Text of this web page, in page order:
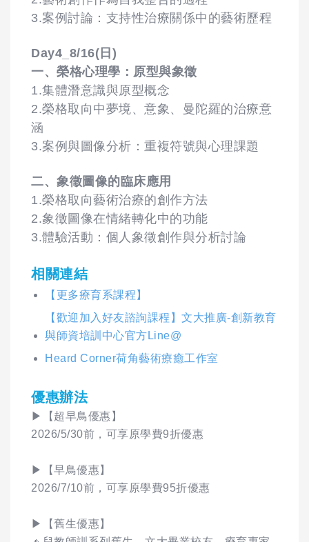
3.案例討論：支持性治療關係中的藝術歷程
Day4_8/16(日)
一、榮格心理學：原型與象徵
1.集體潛意識與原型概念
2.榮格取向中夢境、意象、曼陀羅的治療意
涵
3.案例與圖像分析：重複符號與心理課題
二、象徵圖像的臨床應用
1.榮格取向藝術治療的創作方法
2.象徵圖像在情緒轉化中的功能
3.體驗活動：個人象徵創作與分析討論
相關連結
【更多療育系課程】
【歡迎加入好友諮詢課程】文大推廣-創新教育
與師資培訓中心官方Line@
Heard Corner荷角藝術療癒工作室
優惠辦法
▶【超早鳥優惠】
2026/5/30前，可享原學費9折優惠
▶【早鳥優惠】
2026/7/10前，可享原學費95折優惠
▶【舊生優惠】